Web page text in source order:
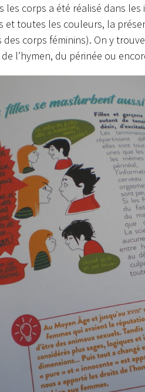
les corps a été réalisé dans
et toutes les couleurs, la
corps féminins). On y
l’hymen, du périnée ou